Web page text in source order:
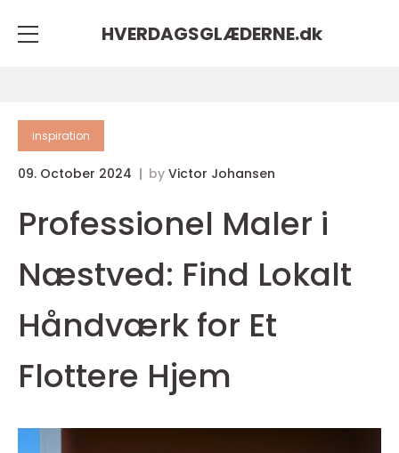
HVERDAGSGLÆDERNE.dk
inspiration
09. October 2024 by Victor Johansen
Professionel Maler i
Næstved: Find Lokalt
Håndværk for Et
Flottere Hjem